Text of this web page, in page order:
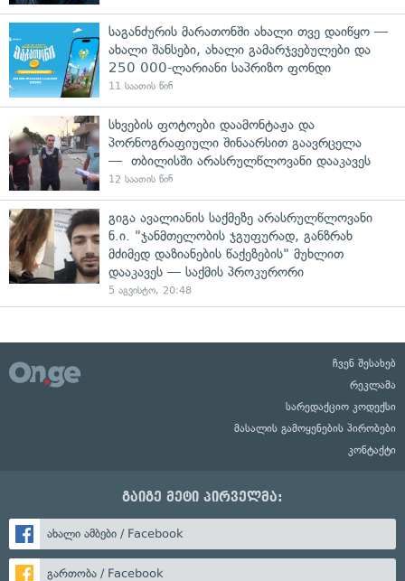
საგანძურის მარათონში ახალი თვე დაიწყო —
ახალი შანსები, ახალი გამარჯვებულები და
250 000-ლარიანი საპრიზო ფონდი
11 საათის წინ
სხვების ფოტოები დაამონტაჟა და
პორნოგრაფიული შინაარსით გაავრცელა
— თბილისში არასრულწლოვანი დააკავეს
12 საათის წინ
გიგა ავალიანის საქმეზე არასრულწლოვანი
ნ.ი. "ჯანმთელობის ჯგუფურად, განზრახ
მძიმედ დაზიანების წაქეზების" მუხლით
დააკავეს — საქმის პროკურორი
5 აგვისტო, 20:48
ჩვენ შესახებ
რეკლამა
სარედაქციო კოდექსი
მასალის გამოყენების პირობები
კონტაქტი
გაიგე მეტი პირველმა:
ახალი ამბები / Facebook
გართობა / Facebook